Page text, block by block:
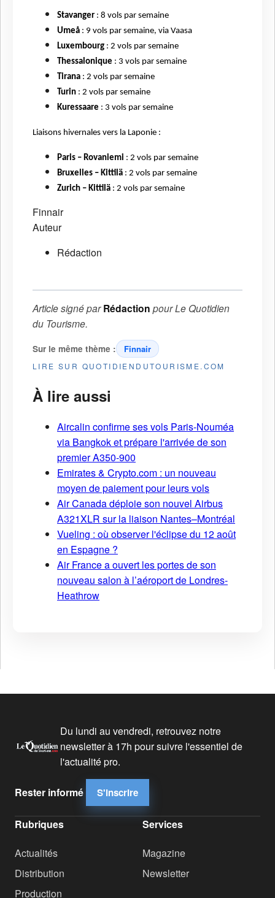
Stavanger : 8 vols par semaine
Umeå : 9 vols par semaine, via Vaasa
Luxembourg : 2 vols par semaine
Thessalonique : 3 vols par semaine
Tirana : 2 vols par semaine
Turin : 2 vols par semaine
Kuressaare : 3 vols par semaine
Liaisons hivernales vers la Laponie :
Paris – Rovaniemi : 2 vols par semaine
Bruxelles – Kittilä : 2 vols par semaine
Zurich – Kittilä : 2 vols par semaine
Finnair
Auteur
Rédaction
Article signé parRédaction pourLe Quotidien
du Tourisme.
Sur le même thème : Finnair
LIRE SUR QUOTIDIENDUTOURISME.COM
À lire aussi
Aircalin confirme ses vols Paris-Nouméa
via Bangkok et prépare l'arrivée de son
premier A350-900
Emirates & Crypto.com : un nouveau
moyen de paiement pour leurs vols
Air Canada déploie son nouvel Airbus
A321XLR sur la liaison Nantes–Montréal
Vueling : où observer l'éclipse du 12 août
en Espagne ?
Air France a ouvert les portes de son
nouveau salon à l’aéroport de Londres-
Heathrow
Du lundi au vendredi, retrouvez notre
newsletter à 17h pour suivre l'essentiel de
l'actualité pro.
Rester informé S'inscrire
Rubriques
Actualités
Distribution
Production
Services
Magazine
Newsletter